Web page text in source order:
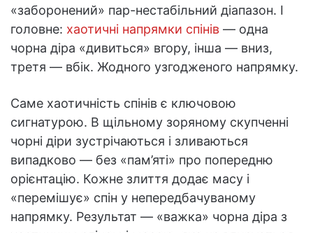
«заборонений» пар-нестабільний діапазон. І
головне: хаотичні напрямки спінів — одна
чорна діра «дивиться» вгору, інша — вниз,
третя — вбік. Жодного узгодженого напрямку.
Саме хаотичність спінів є ключовою
сигнатурою. В щільному зоряному скупченні
чорні діри зустрічаються і зливаються
випадково — без «пам’яті» про попередню
орієнтацію. Кожне злиття додає масу і
«перемішує» спін у непередбачуваному
напрямку. Результат — «важка» чорна діра з